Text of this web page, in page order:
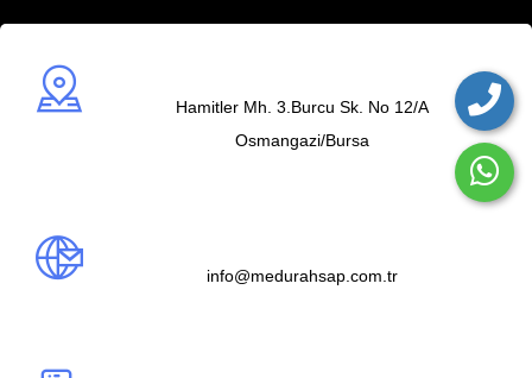
Hamitler Mh. 3.Burcu Sk. No 12/A
Osmangazi/Bursa
info@medurahsap.com.tr